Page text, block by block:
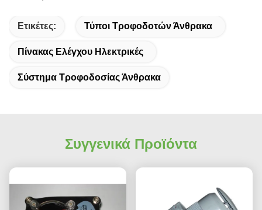
Ετικέτες: Τύποι Τροφοδοτών Άνθρακα
Πίνακας Ελέγχου Ηλεκτρικές
Σύστημα Τροφοδοσίας Άνθρακα
Συγγενικά Προϊόντα